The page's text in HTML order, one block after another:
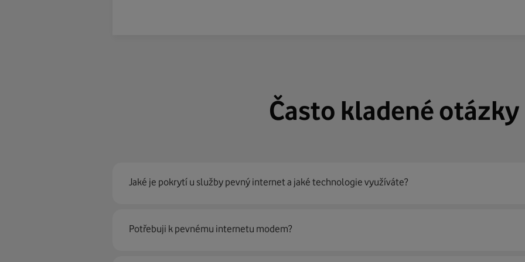
Často kladené otázky
Jaké je pokrytí u služby pevný internet a jaké technologie využíváte?
Pevný internet můžeme nabídnout99 % českých domácností
prostřednictvím několika
Potřebuji k pevnému internetu modem?